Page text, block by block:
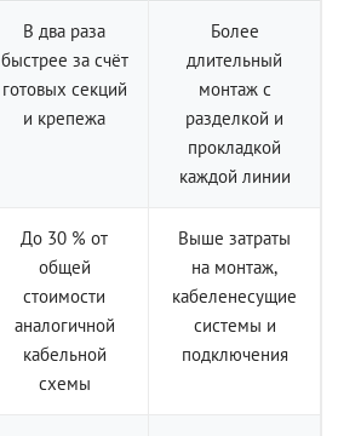
В два раза
быстрее за счёт
готовых секций
и крепежа
Более
длительный
монтаж с
разделкой и
прокладкой
каждой линии
До 30 % от
общей
стоимости
аналогичной
кабельной
схемы
Выше затраты
на монтаж,
кабеленесущие
системы и
подключения